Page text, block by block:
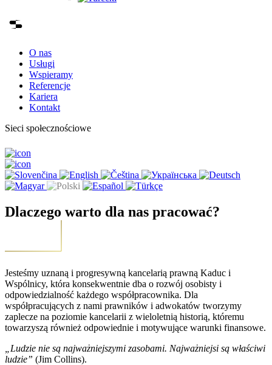
O nas
Usługi
Wspieramy
Referencje
Kariera
Kontakt
Sieci społecznościowe
Dlaczego warto dla nas pracować?
Jesteśmy uznaną i progresywną kancelarią prawną Kaduc i
Wspólnicy, która konsekwentnie dba o rozwój osobisty i
odpowiedzialność każdego współpracownika. Dla
współpracujących z nami prawników i adwokatów tworzymy
zaplecze na poziomie kancelarii z wieloletnią historią, któremu
towarzyszą również odpowiednie i motywujące warunki finansowe.
„Ludzie nie są najważniejszymi zasobami. Najważniejsi są właściwi
ludzie” (Jim Collins).